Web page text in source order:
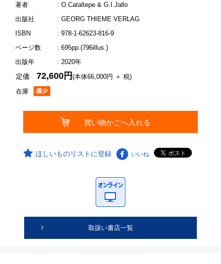
著者
: O.Cataltepe & G.I.Jallo
出版社
: GEORG THIEME VERLAG
ISBN
: 978-1-62623-816-9
ページ数
: 695pp.(796illus.)
出版年
: 2020年
在庫
定価72,600円(本体66,000円 ＋ 税)
ほしいものリストに登録 いいね
取扱い書店一覧